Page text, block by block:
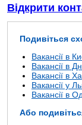
Відкрити
Подивіться
Вакансії в
Вакансії в
Вакансії в
Вакансії у
Вакансії в
Або